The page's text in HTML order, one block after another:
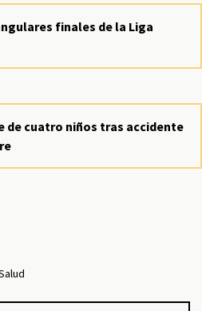
finales de la Liga
de cuatro niños tras accidente